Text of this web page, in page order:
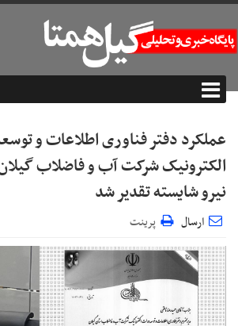
عملکرد دفتر فناوری اطلاعات و
الکترونیک شرکت آب و فاضلاب
نیرو شایسته تقدیر شد
ارسال پرینت